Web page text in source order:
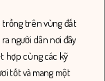
trồng trên vùng đất
người dân nơi đây
hợp cùng các kỹ
tốt và mang một